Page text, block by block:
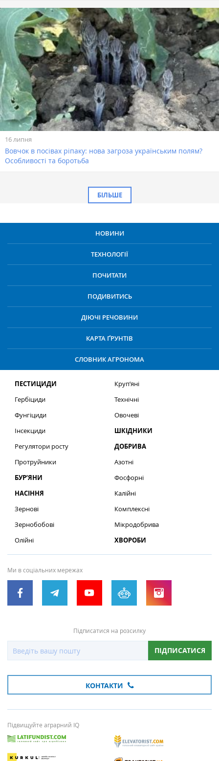
16 липня
Вовчок в посівах ріпаку: нова загроза українським полям?
Особливості та боротьба
БІЛЬШЕ
НОВИНИ
ТЕХНОЛОГІЇ
ПОЧИТАТИ
ПОДИВИТИСЬ
ДІЮЧІ РЕЧОВИНИ
КАРТА ҐРУНТІВ
СЛОВНИК АГРОНОМА
ПЕСТИЦИДИ
Гербіциди
Фунгіциди
Інсекциди
Регулятори росту
Протруйники
БУР’ЯНИ
НАСІННЯ
Зернові
Зернобобові
Олійні
Круп’яні
Технічні
Овочеві
ШКІДНИКИ
ДОБРИВА
Азотні
Фосфорні
Калійні
Комплексні
Мікродобрива
ХВОРОБИ
Ми в соціальних мережах
Підписатися на розсилку
ПІДПИСАТИСЯ
КОНТАКТИ
Підвищуйте аграрний IQ